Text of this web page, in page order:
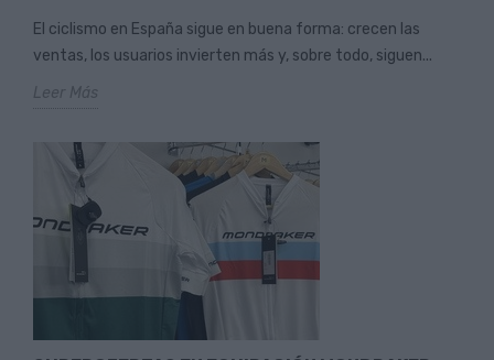
El ciclismo en España sigue en buena forma: crecen las
ventas, los usuarios invierten más y, sobre todo, siguen...
Leer Más